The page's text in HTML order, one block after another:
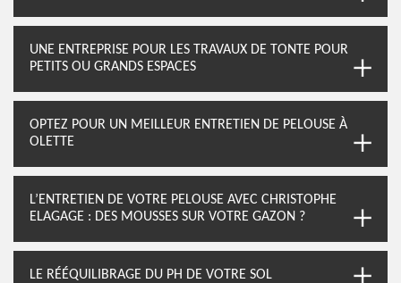
UNE ENTREPRISE POUR LES TRAVAUX DE TONTE POUR
PETITS OU GRANDS ESPACES
OPTEZ POUR UN MEILLEUR ENTRETIEN DE PELOUSE À
OLETTE
L’ENTRETIEN DE VOTRE PELOUSE AVEC CHRISTOPHE
ELAGAGE : DES MOUSSES SUR VOTRE GAZON ?
LE RÉÉQUILIBRAGE DU PH DE VOTRE SOL